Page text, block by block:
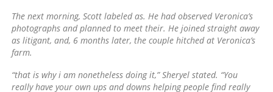
The next morning, Scott labeled as. He had observed Veronica’s
photographs and planned to meet their. He joined straight away
as litigant, and, 6 months later, the couple hitched at Veronica’s
farm.
“that is why i am nonetheless doing it,” Sheryel stated. “You
really have your own ups and downs helping people find really